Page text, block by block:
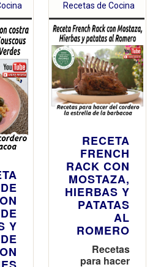
Y
Recetas de Cocina
RECETA
FRENCH
RACK CON
MOSTAZA,
HIERBAS Y
PATATAS
AL
ROMERO
Recetas
para hacer